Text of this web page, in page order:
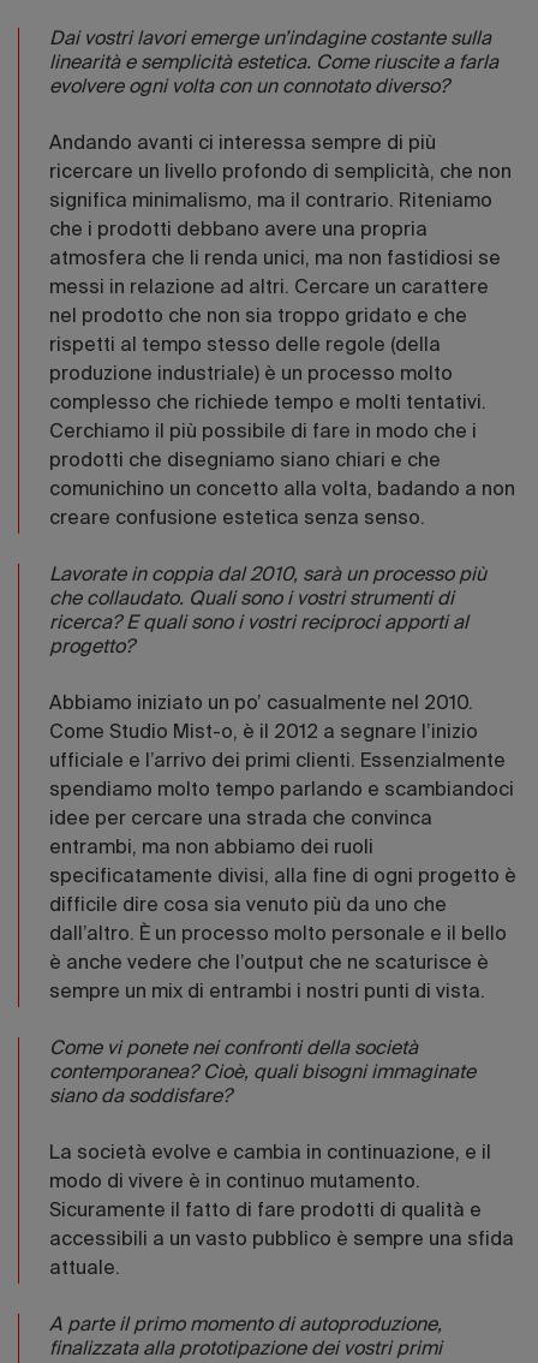
Dai vostri lavori emerge un’indagine costante sulla
linearità e semplicità estetica. Come riuscite a farla
evolvere ogni volta con un connotato diverso?
Andando avanti ci interessa sempre di più
ricercare un livello profondo di semplicità, che non
significa minimalismo, ma il contrario. Riteniamo
che i prodotti debbano avere una propria
atmosfera che li renda unici, ma non fastidiosi se
messi in relazione ad altri. Cercare un carattere
nel prodotto che non sia troppo gridato e che
rispetti al tempo stesso delle regole (della
produzione industriale) è un processo molto
complesso che richiede tempo e molti tentativi.
Cerchiamo il più possibile di fare in modo che i
prodotti che disegniamo siano chiari e che
comunichino un concetto alla volta, badando a non
creare confusione estetica senza senso.
Lavorate in coppia dal 2010, sarà un processo più
che collaudato. Quali sono i vostri strumenti di
ricerca? E quali sono i vostri reciproci apporti al
progetto?
Abbiamo iniziato un po’ casualmente nel 2010.
Come Studio Mist-o, è il 2012 a segnare l’inizio
ufficiale e l’arrivo dei primi clienti. Essenzialmente
spendiamo molto tempo parlando e scambiandoci
idee per cercare una strada che convinca
entrambi, ma non abbiamo dei ruoli
specificatamente divisi, alla fine di ogni progetto è
difficile dire cosa sia venuto più da uno che
dall’altro. È un processo molto personale e il bello
è anche vedere che l’output che ne scaturisce è
sempre un mix di entrambi i nostri punti di vista.
Come vi ponete nei confronti della società
contemporanea? Cioè, quali bisogni immaginate
siano da soddisfare?
La società evolve e cambia in continuazione, e il
modo di vivere è in continuo mutamento.
Sicuramente il fatto di fare prodotti di qualità e
accessibili a un vasto pubblico è sempre una sfida
attuale.
A parte il primo momento di autoproduzione,
finalizzata alla prototipazione dei vostri primi